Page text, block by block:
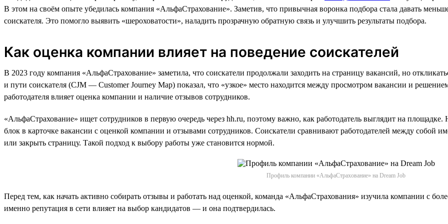
В этом на своём опыте убедилась компания «АльфаСтрахование». Заметив, что привычная воронка подбора стала давать
соискателя. Это помогло выявить «шероховатости», наладить прозрачную обратную связь и улучшить результаты подбора.
Как оценка компании влияет на поведение соискателей
В 2023 году компания «АльфаСтрахование» заметила, что соискатели продолжали заходить на страницу вакансий, но
и пути соискателя (CJM — Customer Journey Map) показал, что «узкое» место находится между просмотром вакансии и
работодателя влияет оценка компании и наличие отзывов сотрудников.
«АльфаСтрахование» ищет сотрудников в первую очередь через hh.ru, поэтому важно, как работодатель выглядит на
блок в карточке вакансии с оценкой компании и отзывами сотрудников. Соискатели сравнивают работодателей между собой
или закрыть страницу. Такой подход к выбору работы уже становится нормой.
Профиль компании «АльфаСтрахование» на Dream Job
Перед тем, как начать активно собирать отзывы и работать над оценкой, команда «АльфаСтрахования» изучила компании с
именно репутация в сети влияет на выбор кандидатов — и она подтвердилась.